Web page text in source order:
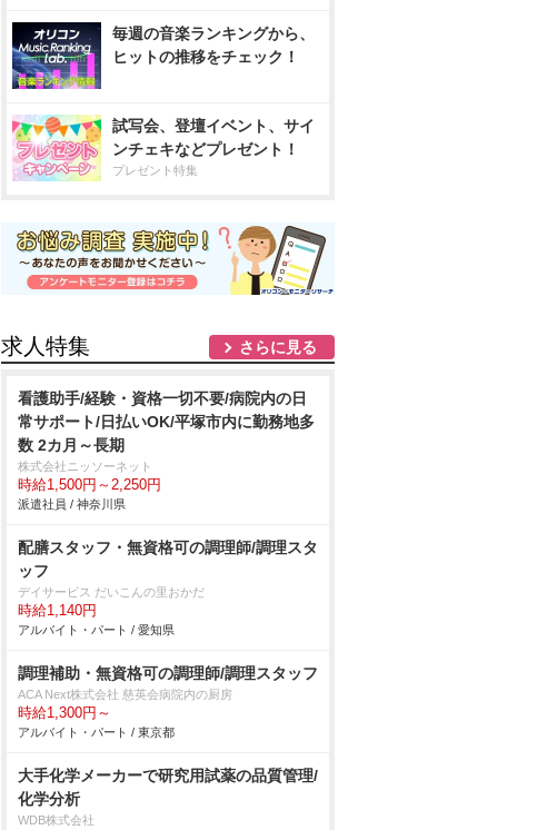
毎週の音楽ランキングから、
ヒットの推移をチェック！
試写会、登壇イベント、サイ
ンチェキなどプレゼント！
プレゼント特集
求人特集 さらに見る
看護助手/経験・資格一切不要/病院内の日
常サポート/日払いOK/平塚市内に勤務地多
数 2カ月～長期
株式会社ニッソーネット
時給1,500円～2,250円
派遣社員 / 神奈川県
配膳スタッフ・無資格可の調理師/調理スタ
ッフ
デイサービス だいこんの里おかだ
時給1,140円
アルバイト・パート / 愛知県
調理補助・無資格可の調理師/調理スタッフ
ACA Next株式会社 慈英会病院内の厨房
時給1,300円～
アルバイト・パート / 東京都
大手化学メーカーで研究用試薬の品質管理/
化学分析
WDB株式会社